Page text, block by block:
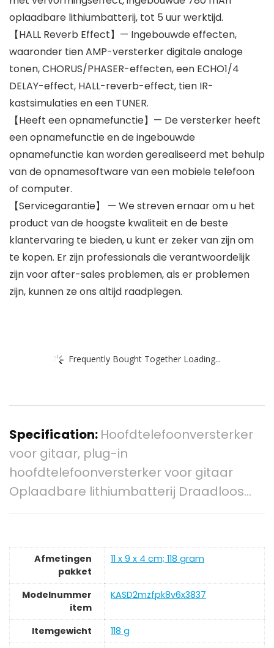
oplaadbare lithiumbatterij, tot 5 uur werktijd.
【HALL Reverb Effect】— Ingebouwde effecten,
waaronder tien AMP-versterker digitale analoge
tonen, CHORUS/PHASER-effecten, een ECHO1/4
DELAY-effect, HALL-reverb-effect, tien IR-
kastsimulaties en een TUNER.
【Heeft een opnamefunctie】— De versterker heeft
een opnamefunctie en de ingebouwde
opnamefunctie kan worden gerealiseerd met behulp
van de opnamesoftware van een mobiele telefoon
of computer.
【Servicegarantie】 — We streven ernaar om u het
product van de hoogste kwaliteit en de beste
klantervaring te bieden, u kunt er zeker van zijn om
te kopen. Er zijn professionals die verantwoordelijk
zijn voor after-sales problemen, als er problemen
zijn, kunnen ze ons altijd raadplegen.
Frequently Bought Together Loading...
Specification: Hoofdtelefoonversterker
voor gitaar, plug-in
hoofdtelefoonversterker voor gitaar
Oplaadbare lithiumbatterij Draadloos…
Afmetingen
pakket
‎11 x 9 x 4 cm; 118 gram
Modelnummer
item
‎KASD2mzfpk8v6x3837
Itemgewicht
‎118 g